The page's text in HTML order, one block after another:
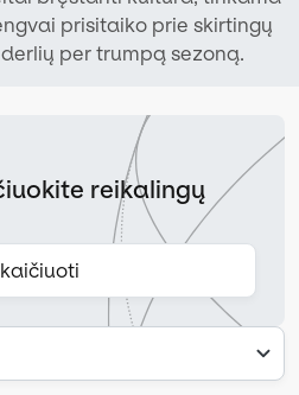
prisitaiko prie skirtingų
per trumpą sezoną.
reikalingų